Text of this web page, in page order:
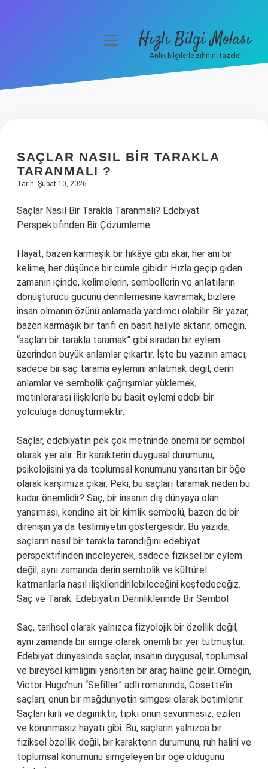
Hakkımızda
menüyüHızlı Bilgi Molası
Anlık bilgilerle zihnini tazele!
SAÇLAR NASIL BIR TARAKLA
TARANMALI ?
Tarih: Şubat 10, 2026
Saçlar Nasıl Bir Tarakla Taranmalı? Edebiyat
Perspektifinden Bir Çözümleme
Hayat, bazen karmaşık bir hikâye gibi akar, her anı bir
kelime, her düşünce bir cümle gibidir. Hızla geçip giden
zamanın içinde, kelimelerin, sembollerin ve anlatıların
dönüştürücü gücünü derinlemesine kavramak, bizlere
insan olmanın özünü anlamada yardımcı olabilir. Bir yazar,
bazen karmaşık bir tarifi en basit haliyle aktarır; örneğin,
“saçları bir tarakla taramak” gibi sıradan bir eylem
üzerinden büyük anlamlar çıkartır. İşte bu yazının amacı,
sadece bir saç tarama eylemini anlatmak değil; derin
anlamlar ve sembolik çağrışımlar yüklemek,
metinlerarası ilişkilerle bu basit eylemi edebi bir
yolculuğa dönüştürmektir.
Saçlar, edebiyatın pek çok metninde önemli bir sembol
olarak yer alır. Bir karakterin duygusal durumunu,
psikolojisini ya da toplumsal konumunu yansıtan bir öğe
olarak karşımıza çıkar. Peki, bu saçları taramak neden bu
kadar önemlidir? Saç, bir insanın dış dünyaya olan
yansıması, kendine ait bir kimlik sembolü, bazen de bir
direnişin ya da teslimiyetin göstergesidir. Bu yazıda,
saçların nasıl bir tarakla tarandığını edebiyat
perspektifinden inceleyerek, sadece fiziksel bir eylem
değil, aynı zamanda derin sembolik ve kültürel
katmanlarla nasıl ilişkilendirilebileceğini keşfedeceğiz.
Saç ve Tarak: Edebiyatın Derinliklerinde Bir Sembol
Saç, tarihsel olarak yalnızca fizyolojik bir özellik değil,
aynı zamanda bir simge olarak önemli bir yer tutmuştur.
Edebiyat dünyasında saçlar, insanın duygusal, toplumsal
ve bireysel kimliğini yansıtan bir araç haline gelir. Örneğin,
Victor Hugo’nun “Sefiller” adlı romanında, Cosette’in
saçları, onun bir mağduriyetin simgesi olarak betimlenir.
Saçları kirli ve dağınıktır, tıpkı onun savunmasız, ezilen
ve korunmasız hayatı gibi. Bu, saçların yalnızca bir
fiziksel özellik değil, bir karakterin durumunu, ruh halini ve
toplumsal konumunu simgeleyen bir öğe olduğunu